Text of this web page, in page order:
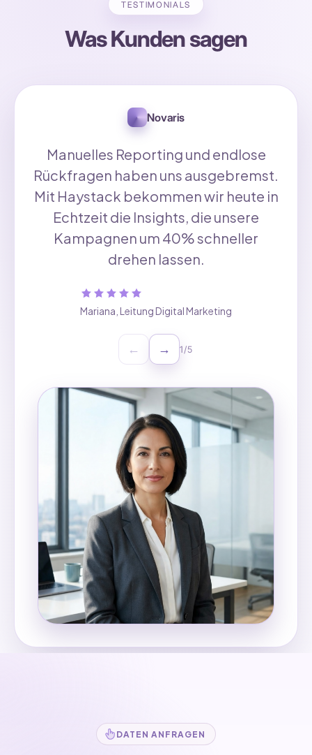
TESTIMONIALS
Was Kunden sagen
Novaris
Manuelles Reporting und endlose
Rückfragen haben uns ausgebremst.
Mit Haystack bekommen wir heute in
Echtzeit die Insights, die unsere
Kampagnen um 40% schneller
drehen lassen.
Mariana Leitung Digital Marketing
← → 1/5
DATEN ANFRAGEN